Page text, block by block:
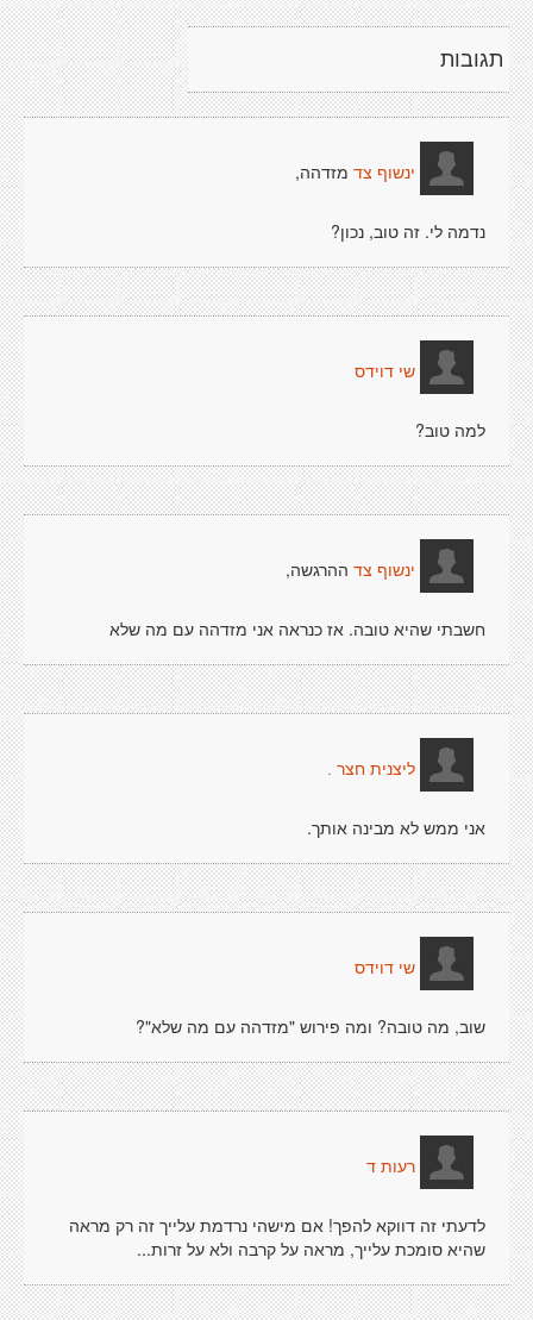
תגובות
ינשוף צד מזדהה,
נדמה לי. זה טוב, נכון?
שי דוידס
למה טוב?
ינשוף צד ההרגשה,
חשבתי שהיא טובה. אז כנראה אני מזדהה עם מה שלא
ליצנית חצר .
אני ממש לא מבינה אותך.
שי דוידס
שוב, מה טובה? ומה פירוש "מזדהה עם מה שלא"?
רעות ד
לדעתי זה דווקא להפך! אם מישהי נרדמת עלייך זה רק מראה
שהיא סומכת עלייך, מראה על קרבה ולא על זרות...